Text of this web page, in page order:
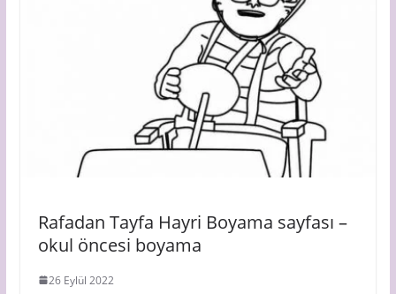
Rafadan Tayfa Hayri Boyama sayfası –
okul öncesi boyama
26 Eylül 2022